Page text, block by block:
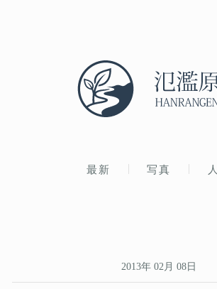
最新 写真
2013年 02月 08日